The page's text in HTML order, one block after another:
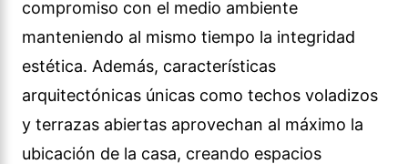
compromiso con el medio ambiente
manteniendo al mismo tiempo la integridad
estética. Además, características
arquitectónicas únicas como techos voladizos
y terrazas abiertas aprovechan al máximo la
ubicación de la casa, creando espacios